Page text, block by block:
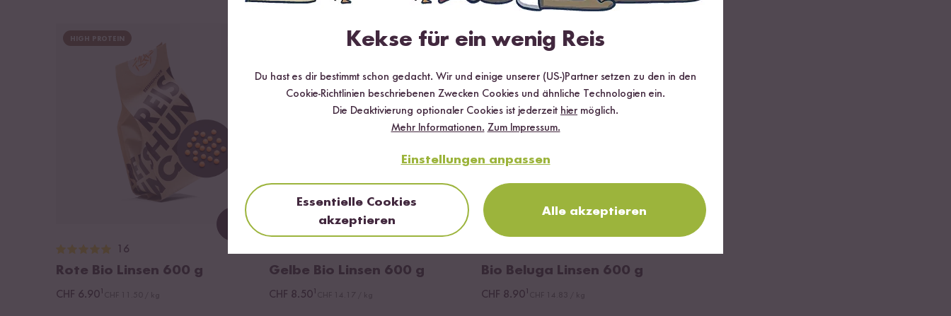
HIGH PROTEIN
Loading...
16
Rote Bio Linsen 600 g
CHF 6.90¹
Loading...
Gelbe Bio Linsen 600 g
CHF 8.50¹
HIGH PROTEIN
Loading...
Bio Beluga Linsen 600 g
CHF 8.90¹
Kekse für ein wenig Reis
Du hast es dir bestimmt schon gedacht. Wir und einige unserer (US-)Partner setzen zu den in den
Cookie-Richtlinien beschriebenen Zwecken Cookies und ähnliche Technologien ein.
Die Deaktivierung optionaler Cookies ist jederzeit hier möglich.
Mehr Informationen. Zum Impressum.
Einstellungen anpassen
Essentielle Cookies
akzeptieren
Alle akzeptieren